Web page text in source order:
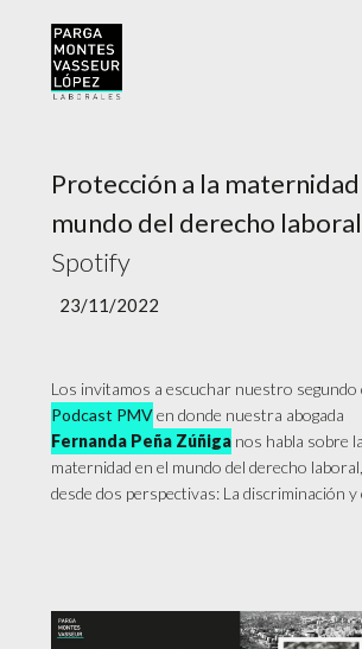
Protección a la maternidad
mundo del derecho laboral
Spotify
23/11/2022
Los invitamos a escuchar nuestro segundo
Podcast PMVen donde nuestra abogada
Fernanda Peña Zúñiga nos habla sobre
maternidad en el mundo del derecho
desde dos perspectivas: La discriminación y